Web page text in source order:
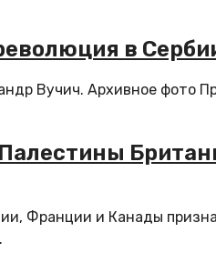
в
Вучич. Архивное фото
Франции и Канады